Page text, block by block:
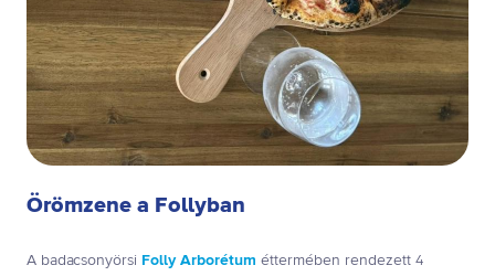
Örömzene a Follyban
A badacsonyörsi Folly Arborétum éttermében rendezett 4